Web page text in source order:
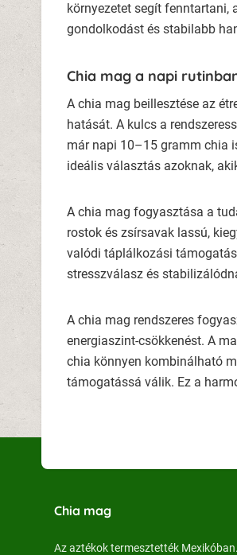
környezetet segít
gondolkodást és stabilabb
Chia mag a napi
A chia mag beillesztése az
hatását. A kulcs a
már napi 10–15 gramm chia
ideális választás azoknak,
A chia mag fogyasztása a
rostok és zsírsavak lassú,
valódi táplálkozási
stresszválasz és
A chia mag rendszeres
energiaszint-csökkenést. A
chia könnyen kombinálható
támogatássá válik. Ez a
Chia mag
Az aztékok termesztették